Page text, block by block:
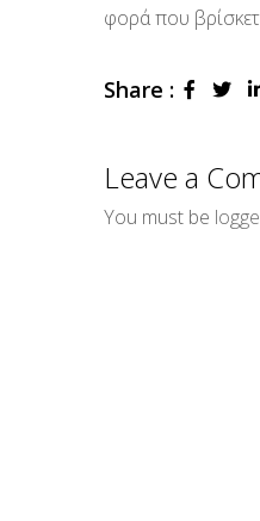
φορά που
Share :
Leave a
You must be